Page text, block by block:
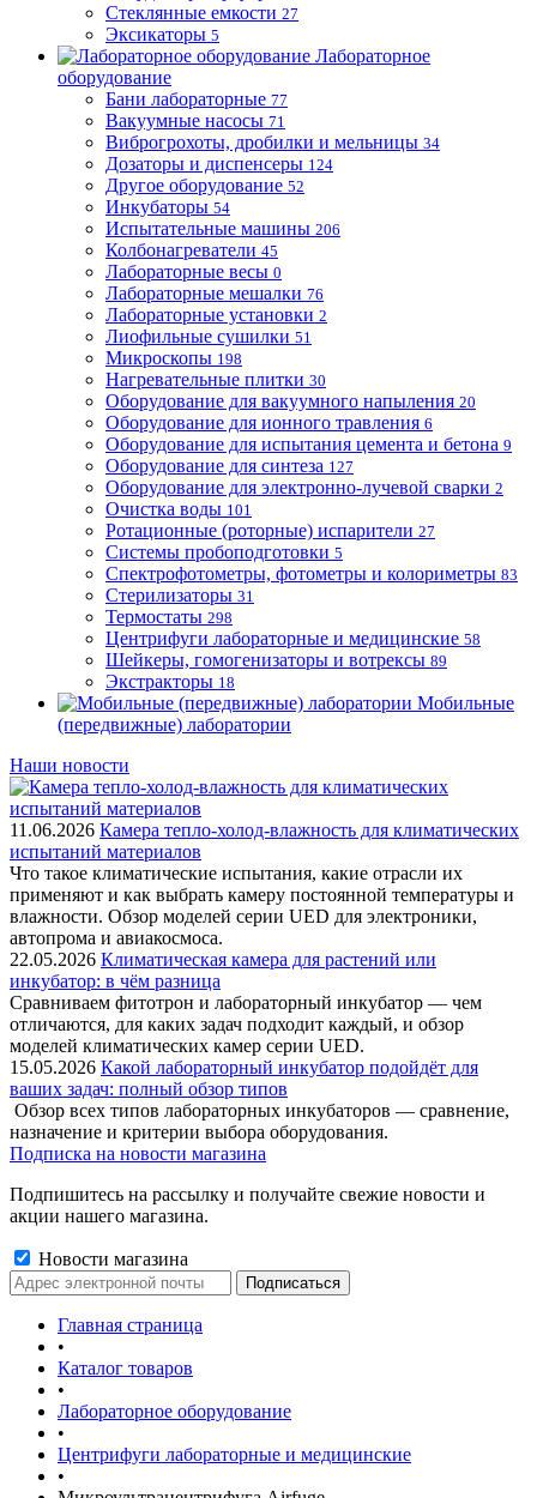
Стеклянные емкости 27
Эксикаторы 5
Лабораторное
оборудование
Бани лабораторные 77
Вакуумные насосы 71
Виброгрохоты, дробилки и мельницы 34
Дозаторы и диспенсеры 124
Другое оборудование 52
Инкубаторы 54
Испытательные машины 206
Колбонагреватели 45
Лабораторные весы 0
Лабораторные мешалки 76
Лабораторные установки 2
Лиофильные сушилки 51
Микроскопы 198
Нагревательные плитки 30
Оборудование для вакуумного напыления 20
Оборудование для ионного травления 6
Оборудование для испытания цемента и бетона 9
Оборудование для синтеза 127
Оборудование для электронно-лучевой сварки 2
Очистка воды 101
Ротационные (роторные) испарители 27
Системы пробоподготовки 5
Спектрофотометры, фотометры и колориметры 83
Стерилизаторы 31
Термостаты 298
Центрифуги лабораторные и медицинские 58
Шейкеры, гомогенизаторы и вотрексы 89
Экстракторы 18
Мобильные
(передвижные) лаборатории
Наши новости
11.06.2026 Камера тепло-холод-влажность для климатических
испытаний материалов
Что такое климатические испытания, какие отрасли их
применяют и как выбрать камеру постоянной температуры и
влажности. Обзор моделей серии UED для электроники,
автопрома и авиакосмоса.
22.05.2026 Климатическая камера для растений или
инкубатор: в чём разница
Сравниваем фитотрон и лабораторный инкубатор — чем
отличаются, для каких задач подходит каждый, и обзор
моделей климатических камер серии UED.
15.05.2026 Какой лабораторный инкубатор подойдёт для
ваших задач: полный обзор типов
Обзор всех типов лабораторных инкубаторов — сравнение,
назначение и критерии выбора оборудования.
Подписка на новости магазина
Подпишитесь на рассылку и получайте свежие новости и
акции нашего магазина.
Новости магазина
Главная страница
•
Каталог товаров
•
Лабораторное оборудование
•
Центрифуги лабораторные и медицинские
•